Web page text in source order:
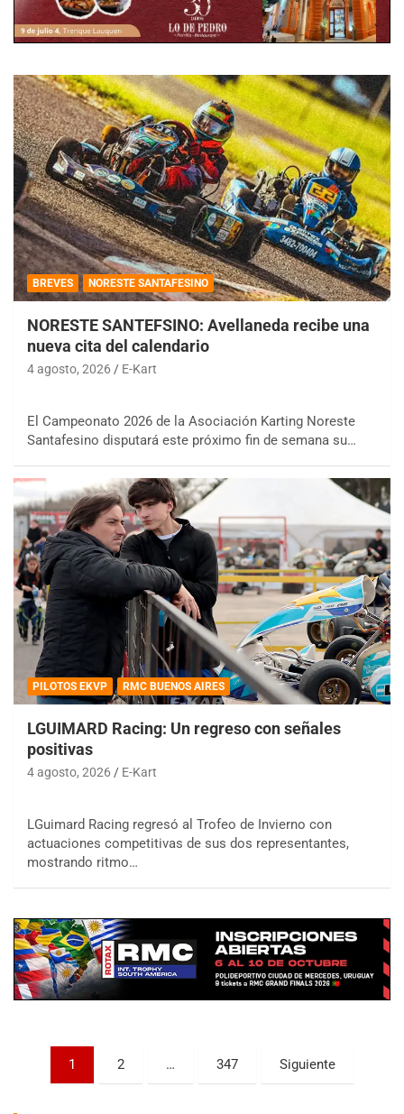
BREVES NORESTE SANTAFESINO
NORESTE SANTEFSINO: Avellaneda recibe una
nueva cita del calendario
4 agosto, 2026 E-Kart
El Campeonato 2026 de la Asociación Karting Noreste
Santafesino disputará este próximo fin de semana su…
PILOTOS EKVP RMC BUENOS AIRES
LGUIMARD Racing: Un regreso con señales
positivas
4 agosto, 2026 E-Kart
LGuimard Racing regresó al Trofeo de Invierno con
actuaciones competitivas de sus dos representantes,
mostrando ritmo…
Paginación
1 2 … 347 Siguiente
COBERTURA ESPECIAL DE E-KART.COM.AR
08/09-AGO
Baradero (Buenos Aires)
KDO - F6
Ciudad de Trenque Lauquen (Asfalto)
Trenque Lauquen (Buenos Aires)
Villaguay (Entre Ríos)